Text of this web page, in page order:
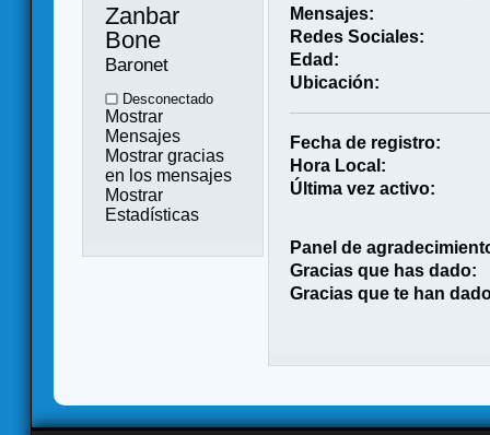
Zanbar
Bone
Baronet
Desconectado
Mostrar
Mensajes
Mostrar gracias
en los mensajes
Mostrar
Estadísticas
Mensajes:
Redes Sociales:
Edad:
Ubicación:
Fecha de registro:
Hora Local:
Última vez activo:
Panel de
Gracias que has dado:
Gracias que te han